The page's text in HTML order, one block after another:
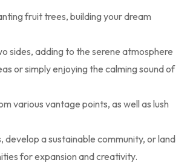
fruit trees, building your dream
sides, adding to the serene atmosphere
or simply enjoying the calming sound of
various vantage points, as well as lush
a sustainable community, or land
for expansion and creativity.